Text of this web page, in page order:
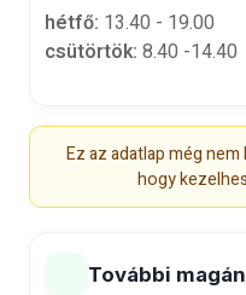
hétfő: 13.40 - 19.00
csütörtök: 8.40 -14.40
Ez az adatlap még
hogy
További